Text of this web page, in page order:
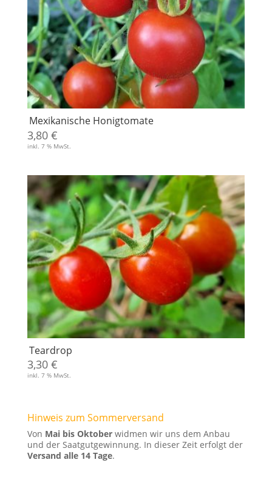
Mexikanische Honigtomate
3,80 €
inkl. 7 % MwSt.
Teardrop
3,30 €
inkl. 7 % MwSt.
Hinweis zum Sommerversand
Von Mai bis Oktoberwidmen wir uns dem Anbau
und der Saatgutgewinnung. In dieser Zeit erfolgt der
Versand alle 14 Tage.